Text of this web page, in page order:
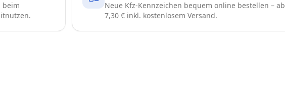
beim
Neue Kfz-Kennzeichen bequem online bestellen – ab
7,30 € inkl. kostenlosem Versand.